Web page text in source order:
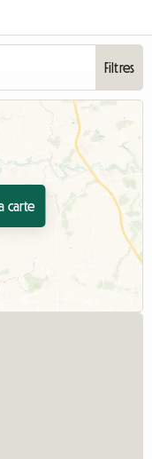
Filtres
carte